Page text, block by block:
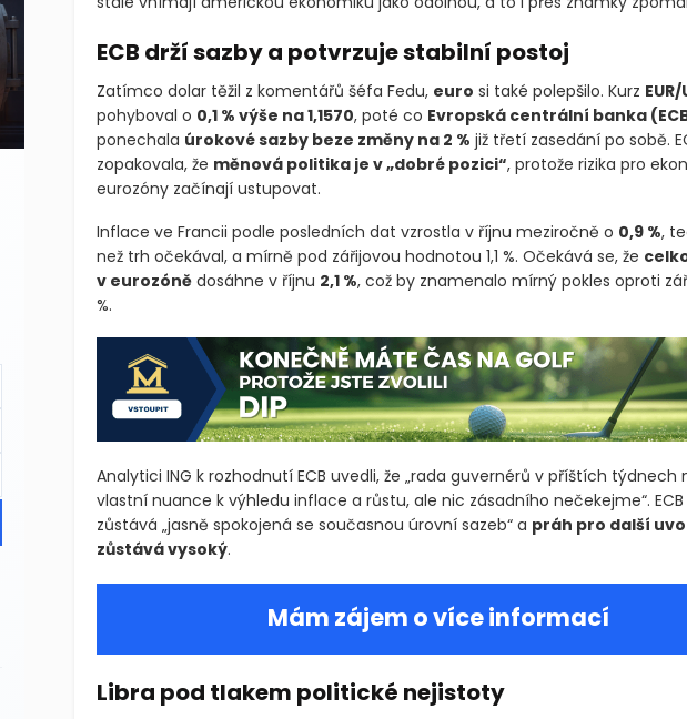
ECB drží sazby a potvrzuje stabilní postoj
Zatímco dolar těžil z komentářů šéfa Fedu, euro si také polepšilo. Kurz EUR/
pohyboval o 0,1 % výše na 1,1570, poté co Evropská centrální banka
ponechala úrokové sazby beze změny na 2 % již třetí zasedání po sobě.
zopakovala, že měnová politika je v „dobré pozici“, protože rizika pro
eurozóny začínají ustupovat.
Inflace ve Francii podle posledních dat vzrostla v říjnu meziročně o 0,9 %,
než trh očekával, a mírně pod zářijovou hodnotou 1,1 %. Očekává se, že
v eurozónědosáhne v říjnu 2,1 %, což by znamenalo mírný pokles oproti
%.
Analytici ING k rozhodnutí ECB uvedli, že „rada guvernérů v příštích týdnech
vlastní nuance k výhledu inflace a růstu, ale nic zásadního nečekejme“.
zůstává „jasně spokojená se současnou úrovní sazeb“ a práh pro další
zůstává vysoký.
Mám zájem o více informací
Libra pod tlakem politické nejistoty